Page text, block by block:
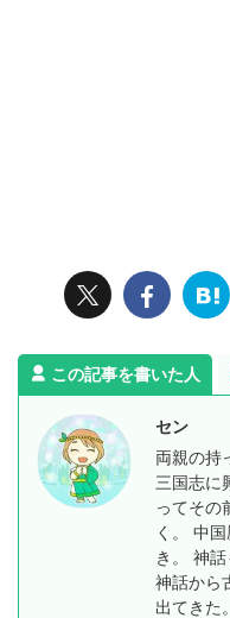
この記事を書いた人
セン
両親の持
三国志に
ってその
く。 中
き。 神話も好きでインド神話とメソポタミア
神話から
出てきた。 好きな歴史人物： 張遼、龐